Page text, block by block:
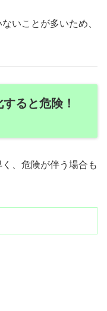
いことが多いため、
ると危険！
、危険が伴う場合も